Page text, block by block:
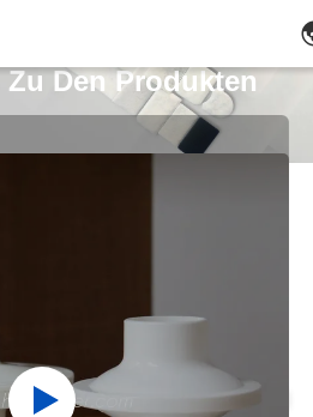
Den Produkten